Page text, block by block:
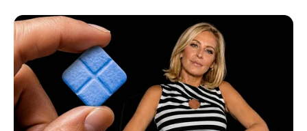
Categories
All
Einfach unwiderstehlich: Kürbiskuchen